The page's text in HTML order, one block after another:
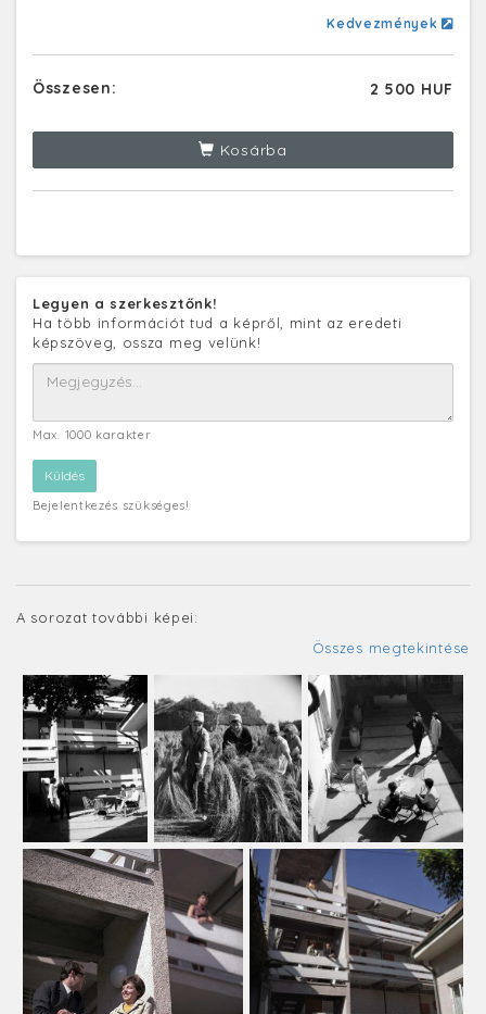
Kedvezmények
Összesen: 2 500 HUF
Kosárba
Legyen a szerkesztőnk!
Ha több információt tud a képről, mint az eredeti
képszöveg, ossza meg velünk!
Max. 1000 karakter
Bejelentkezés szükséges!
A sorozat további képei:
Összes megtekintése